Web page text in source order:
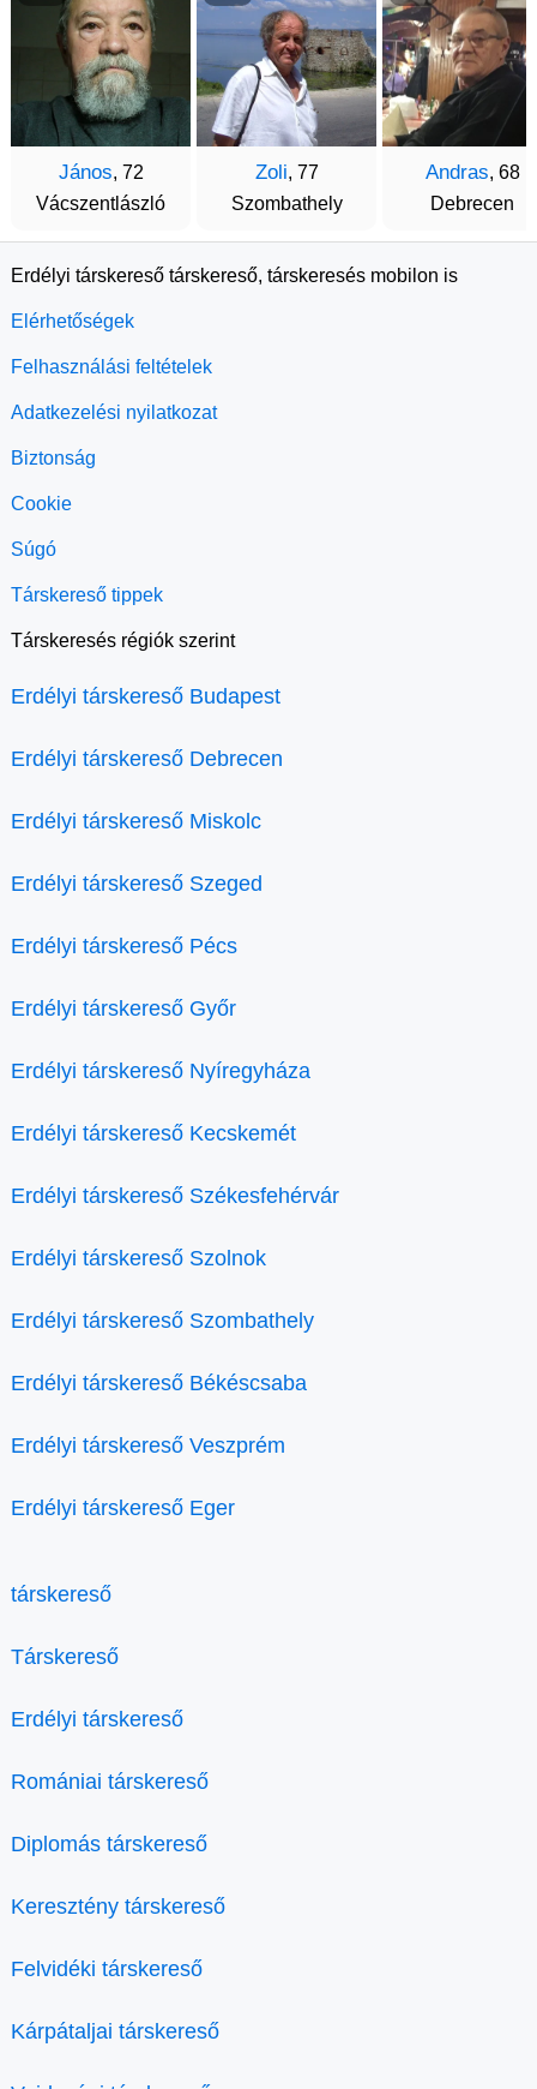
János, 72
Vácszentlászló
Zoli, 77
Szombathely
Andras, 68
Debrecen
Erdélyi társkereső társkereső, társkeresés mobilon is
Elérhetőségek
Felhasználási feltételek
Adatkezelési nyilatkozat
Biztonság
Cookie
Súgó
Társkereső tippek
Társkeresés régiók szerint
Erdélyi társkereső Budapest
Erdélyi társkereső Debrecen
Erdélyi társkereső Miskolc
Erdélyi társkereső Szeged
Erdélyi társkereső Pécs
Erdélyi társkereső Győr
Erdélyi társkereső Nyíregyháza
Erdélyi társkereső Kecskemét
Erdélyi társkereső Székesfehérvár
Erdélyi társkereső Szolnok
Erdélyi társkereső Szombathely
Erdélyi társkereső Békéscsaba
Erdélyi társkereső Veszprém
Erdélyi társkereső Eger
társkereső
Társkereső
Erdélyi társkereső
Romániai társkereső
Diplomás társkereső
Keresztény társkereső
Felvidéki társkereső
Kárpátaljai társkereső